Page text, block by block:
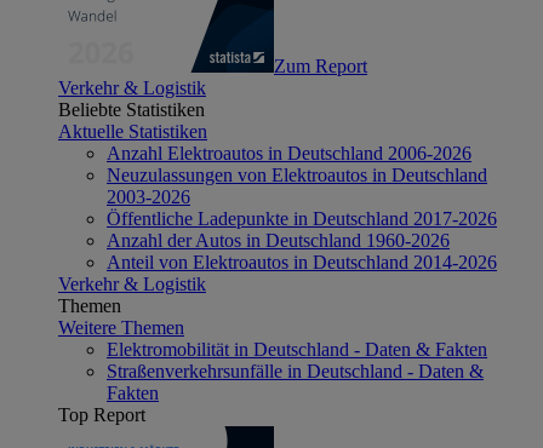
Zum Report
Verkehr & Logistik
Beliebte Statistiken
Aktuelle Statistiken
Anzahl Elektroautos in Deutschland 2006-2026
Neuzulassungen von Elektroautos in Deutschland
2003-2026
Öffentliche Ladepunkte in Deutschland 2017-2026
Anzahl der Autos in Deutschland 1960-2026
Anteil von Elektroautos in Deutschland 2014-2026
Verkehr & Logistik
Themen
Weitere Themen
Elektromobilität in Deutschland - Daten & Fakten
Straßenverkehrsunfälle in Deutschland - Daten &
Fakten
Top Report